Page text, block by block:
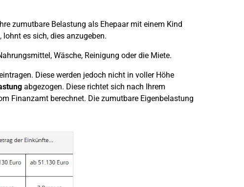
zumutbare Belastung als Ehepaar mit einem Kind
lohnt es sich, dies anzugeben.
Wäsche, Reinigung oder die Miete.
Diese werden jedoch nicht in voller Höhe
abgezogen. Diese richtet sich nach Ihrem
Finanzamt berechnet. Die zumutbare Eigenbelastung